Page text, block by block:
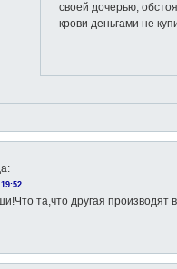
своей дочерью,
крови деньгами не
:
та,что другая производят